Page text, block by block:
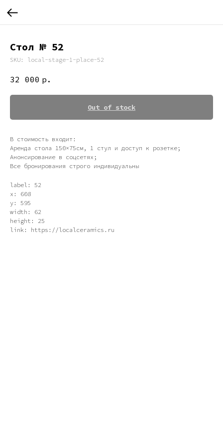
Стол № 52
SKU: local-stage-1-place-52
32 000 р.
Out of stock
В стоимость входит:
Аренда стола 150×75см, 1 стул и доступ к розетке;
Анонсирование в соцсетях;
Все бронирования строго индивидуальны
label: 52
x: 608
y: 595
width: 62
height: 25
link: https://localceramics.ru